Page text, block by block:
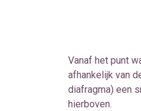
Vanaf het punt
afhankelijk van
diafragma) een
hierboven.